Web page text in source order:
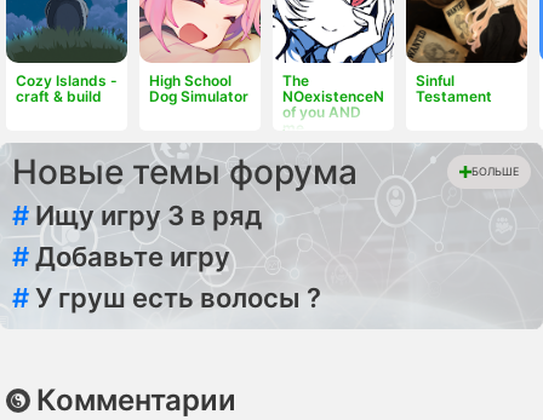
Cozy Islands -
craft & build
High School
Dog Simulator
The
NOexistenceN
of you AND
me
Sinful
Testament
Новые темы форума БОЛЬШЕ
# Ищу игру 3 в ряд
#Добавьте игру
#У груш есть волосы ?
Комментарии